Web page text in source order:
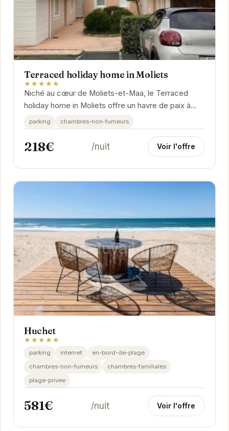
Terraced holiday home in Moliets
★★★★★
Niché au cœur de Moliets-et-Maa, le Terraced
holiday home in Moliets offre un havre de paix à
ses visiteurs. Avec ses équipements modernes et
son...
parking chambres-non-fumeurs
218€ /nuit Voir l'offre
Huchet
★★★★★
parking internet
en-bord-de-plage
chambres-non-fumeurs
chambres-familiales
plage-privee
581€ /nuit Voir l'offre